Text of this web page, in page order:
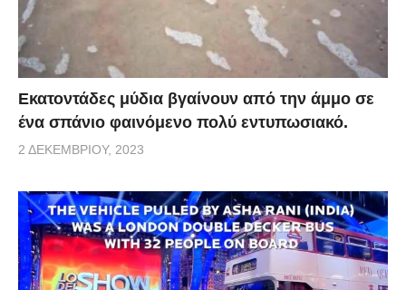
Εκατοντάδες μύδια βγαίνουν από την άμμο σε
ένα σπάνιο φαινόμενο πολύ εντυπωσιακό.
2 ΔΕΚΕΜΒΡΊΟΥ, 2023